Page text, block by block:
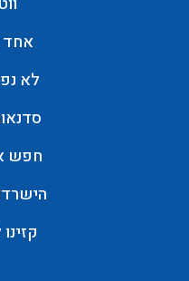
אחד
לא
חפש